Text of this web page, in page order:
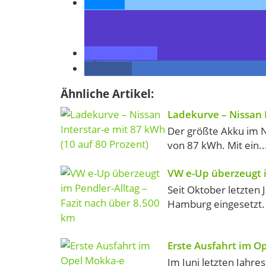
Ähnliche Artikel:
Ladekurve –
Der größte Akku im
von 87 kWh. Mit
VW e-Up
Seit Oktober letzten
Hamburg
Erste Ausfahrt im
Im Juni letzten